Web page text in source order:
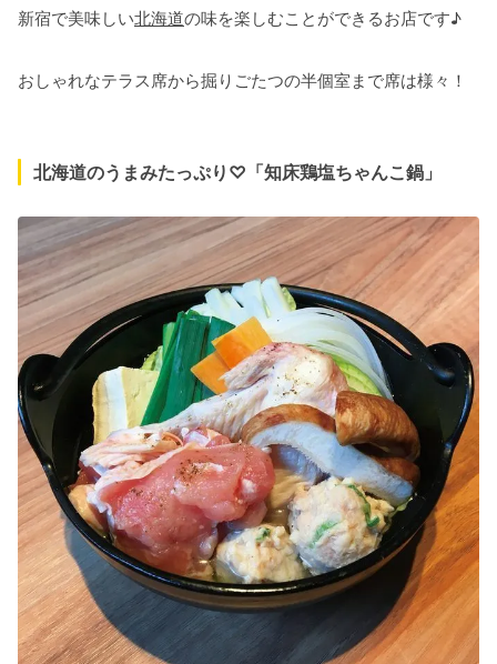
新宿で美味しい北海道の味を楽しむことができるお店です♪
おしゃれなテラス席から掘りごたつの半個室まで席は様々！
北海道のうまみたっぷり♡「知床鶏塩ちゃんこ鍋」